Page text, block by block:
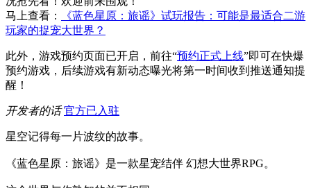
马上查看：
《蓝色星原：旅谣》试玩报告：可能是最适合二游
玩家的捉宠大世界？
此外，游戏预约页面已开启，前往“预约正式上线”即可在快爆
预约游戏，后续游戏有新动态曝光将第一时间收到推送通知提
醒！
开发者的话 官方已入驻
星空记得每一片波纹的故事。
《蓝色星原：旅谣》是一款星宠结伴 幻想大世界RPG。